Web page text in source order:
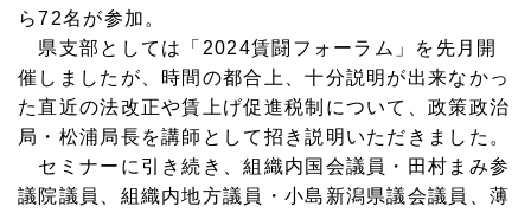
ら72名が参加。
県支部としては「2024賃闘フォーラム」を先月開
催しましたが、時間の都合上、十分説明が出来なかっ
た直近の法改正や賃上げ促進税制について、政策政治
局・松浦局長を講師として招き説明いただきました。
セミナーに引き続き、組織内国会議員・田村まみ参
議院議員、組織内地方議員・小島新潟県議会議員、薄